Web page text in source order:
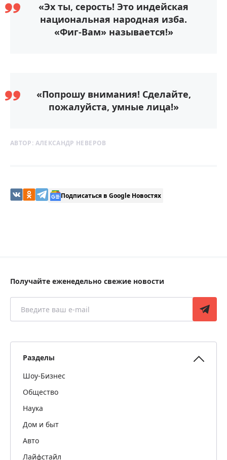
«Эх ты, серость! Это индейская
национальная народная изба.
«Фиг-Вам» называется!»
«Попрошу внимания! Сделайте,
пожалуйста, умные лица!»
АВТОР: АЛЕКСАНДР НЕВЕРОВ
Подписаться в Google Новостях
Получайте еженедельно свежие новости
Разделы
Шоу-Бизнес
Общество
Наука
Дом и быт
Авто
Лайфстайл